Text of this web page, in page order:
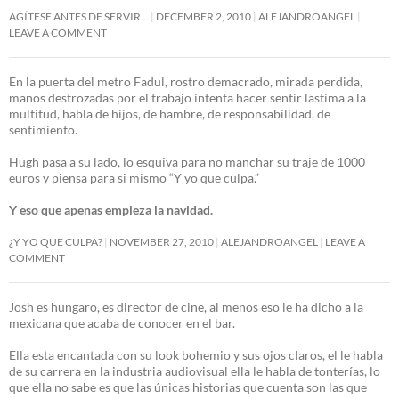
AGÍTESE ANTES DE SERVIR… DECEMBER 2, 2010 ALEJANDROANGEL
LEAVE A COMMENT
En la puerta del metro Fadul, rostro demacrado, mirada perdida,
manos destrozadas por el trabajo intenta hacer sentir lastima a la
multitud, habla de hijos, de hambre, de responsabilidad, de
sentimiento.
Hugh pasa a su lado, lo esquiva para no manchar su traje de 1000
euros y piensa para si mismo “Y yo que culpa.”
Y eso que apenas empieza la navidad.
¿Y YO QUE CULPA? NOVEMBER 27, 2010 ALEJANDROANGEL
LEAVE A
COMMENT
Josh es hungaro, es director de cine, al menos eso le ha dicho a la
mexicana que acaba de conocer en el bar.
Ella esta encantada con su look bohemio y sus ojos claros, el le habla
de su carrera en la industria audiovisual ella le habla de tonterías, lo
que ella no sabe es que las únicas historias que cuenta son las que